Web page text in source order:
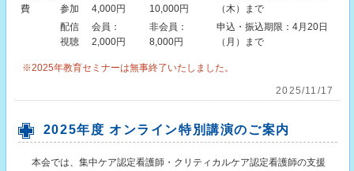
費
参加
4,000円
10,000円
（木）まで
配信
視聴
会員：
2,000円
非会員：
8,000円
申込・振込期限：4月20日
（月）まで
※2025年教育セミナーは無事終了いたしました。
2025/11/17
2025年度 オンライン特別講演のご案内
本会では、集中ケア認定看護師・クリティカルケア認定看護師の支援